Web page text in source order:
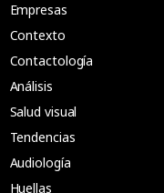
Empresas
Contexto
Contactología
Análisis
Salud visual
Tendencias
Audiología
Huellas